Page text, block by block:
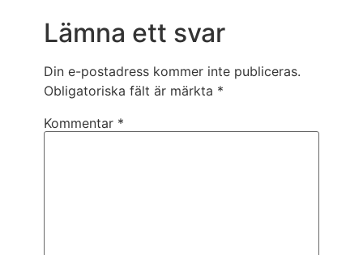
Lämna ett svar
Din e-postadress kommer inte publiceras.
Obligatoriska fält är märkta *
Kommentar *